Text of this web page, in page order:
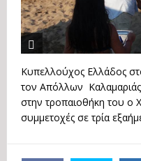
Κυπελλούχος Ελλάδος
τον Απόλλων
στην τροπαιοθήκη του ο
συμμετοχές σε τρία